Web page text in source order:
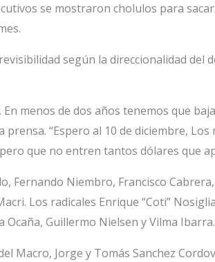
se mostraron cholulos para
según la direccionalidad del
menos de dos años tenemos que
“Espero al 10 de diciembre,
que no entren tantos dólares que
Fernando Niembro, Francisco
Los radicales Enrique “Coti”
Guillermo Nielsen y Vilma Ibarra.
Macro, Jorge y Tomás Sanchez